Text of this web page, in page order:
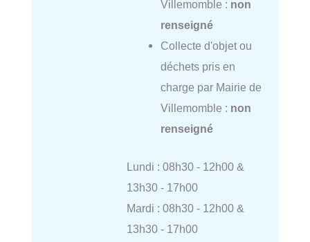
Villemomble : non
renseigné
Collecte d'objet ou
déchets pris en
charge par Mairie de
Villemomble : non
renseigné
Lundi : 08h30 - 12h00 &
13h30 - 17h00
Mardi : 08h30 - 12h00 &
13h30 - 17h00